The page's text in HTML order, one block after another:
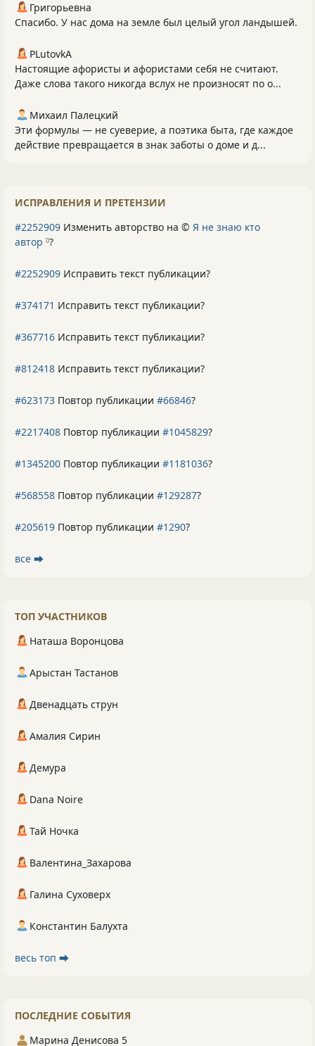
Григорьевна
Спасибо. У нас дома на земле был целый угол ландышей.
PLutоvkА
Настоящие афористы и афористами себя не считают.
Даже слова такого никогда вслух не произносят по о...
Михаил Палецкий
Эти формулы — не суеверие, а поэтика быта, где каждое
действие превращается в знак заботы о доме и д...
ИСПРАВЛЕНИЯ И ПРЕТЕНЗИИ
#2252909 Изменить авторство на © Я не знаю кто
автор 0?
#2252909 Исправить текст публикации?
#374171 Исправить текст публикации?
#367716 Исправить текст публикации?
#812418 Исправить текст публикации?
#623173 Повтор публикации #66846?
#2217408 Повтор публикации #1045829?
#1345200 Повтор публикации #1181036?
#568558 Повтор публикации #129287?
#205619 Повтор публикации #1290?
все ⮕
ТОП УЧАСТНИКОВ
Наташа Воронцова
Арыстан Тастанов
Двенадцать струн
Амалия Сирин
Демура
Dana Noire
Тай Ночка
Валентина_Захарова
Галина Суховерх
Константин Балухта
весь топ ⮕
ПОСЛЕДНИЕ СОБЫТИЯ
Марина Денисова 5